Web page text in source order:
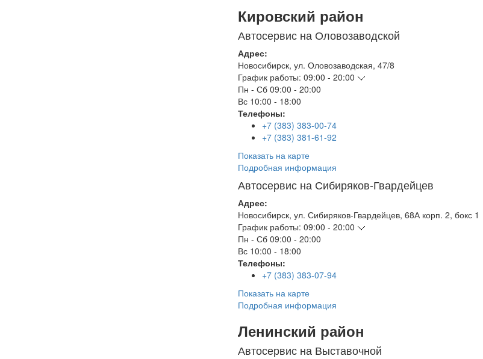
Кировский район
Автосервис на Оловозаводской
Адрес:
Новосибирск, ул. Оловозаводская, 47/8
График работы: 09:00 - 20:00
Пн - Сб 09:00 - 20:00
Вс 10:00 - 18:00
Телефоны:
+7 (383) 383-00-74
+7 (383) 381-61-92
Показать на карте
Подробная информация
Автосервис на Сибиряков-Гвардейцев
Адрес:
Новосибирск, ул. Сибиряков-Гвардейцев, 68А корп. 2, бокс 1
График работы: 09:00 - 20:00
Пн - Сб 09:00 - 20:00
Вс 10:00 - 18:00
Телефоны:
+7 (383) 383-07-94
Показать на карте
Подробная информация
Ленинский район
Автосервис на Выставочной